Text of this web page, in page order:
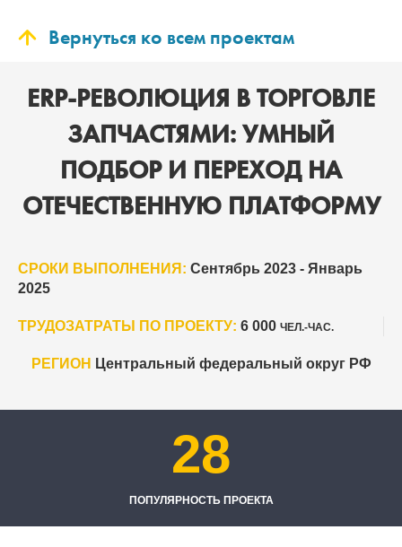
Вернуться ко всем проектам
ERP-РЕВОЛЮЦИЯ В ТОРГОВЛЕ
ЗАПЧАСТЯМИ: УМНЫЙ
ПОДБОР И ПЕРЕХОД НА
ОТЕЧЕСТВЕННУЮ ПЛАТФОРМУ
СРОКИ ВЫПОЛНЕНИЯ: Сентябрь 2023 - Январь
2025
ТРУДОЗАТРАТЫ ПО ПРОЕКТУ: 6 000 ЧЕЛ.-ЧАС.
РЕГИОН Центральный федеральный округ РФ
28
ПОПУЛЯРНОСТЬ ПРОЕКТА